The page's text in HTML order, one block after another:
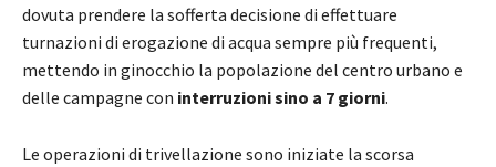
dovuta prendere la sofferta decisione di effettuare
turnazioni di erogazione di acqua sempre più frequenti,
mettendo in ginocchio la popolazione del centro urbano e
delle campagne con interruzioni sino a 7 giorni.
Le operazioni di trivellazione sono iniziate la scorsa